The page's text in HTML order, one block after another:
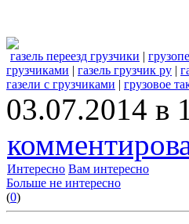
газель переезд грузчики |
грузчиками | газель грузчик ру |
газели с грузчиками | грузовое
03.07.2014 в
Интересно Вам интересно
Больше не интересно
(0)